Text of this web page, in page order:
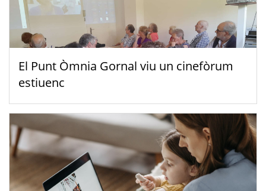
El Punt Òmnia Gornal viu un cinefòrum
estiuenc